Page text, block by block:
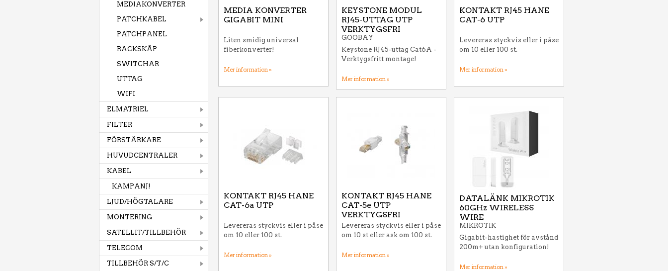
MEDIAKONVERTER
PATCHKABEL
PATCHPANEL
RACKSKÅP
SWITCHAR
UTTAG
WIFI
ELMATRIEL
FILTER
FÖRSTÄRKARE
HUVUDCENTRALER
KABEL
KAMPANJ!
LJUD/HÖGTALARE
MONTERING
SATELLIT/TILLBEHÖR
TELECOM
TILLBEHÖR S/T/C
MEDIA KONVERTER
GIGABIT MINI
Liten smidig universal
fiberkonverter!
Mer information »
KEYSTONE MODUL
RJ45-UTTAG UTP
VERKTYGSFRI
GOOBAY
Keystone RJ45-uttag Cat6A -
Verktygsfritt montage!
Mer information »
KONTAKT RJ45 HANE
CAT-6 UTP
Levereras styckvis eller i påse
om 10 eller 100 st.
Mer information »
KONTAKT RJ45 HANE
CAT-6a UTP
Levereras styckvis eller i påse
om 10 eller 100 st.
Mer information »
KONTAKT RJ45 HANE
CAT-5e UTP
VERKTYGSFRI
Levereras styckvis eller i påse
om 10 st eller ask om 100 st.
Mer information »
DATALÄNK MIKROTIK
60GHz WIRELESS
WIRE
MIKROTIK
Gigabit-hastighet för avstånd
200m+ utan konfiguration!
Mer information »